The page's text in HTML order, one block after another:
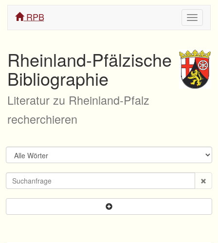
ein/
RPB
Rheinland-Pfälzische
Bibliographie
Literatur zu Rheinland-Pfalz
recherchieren